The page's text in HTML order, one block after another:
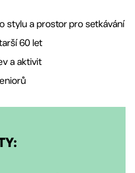
stylu a prostor pro setkávání
60 let
a aktivit